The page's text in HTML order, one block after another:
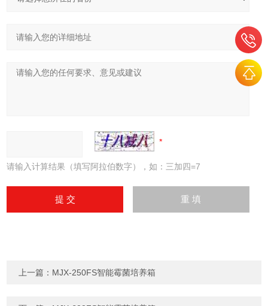
请输入计算结果（填写阿拉伯数字），如：三加四=7
上一篇： MJX-250FS智能霉菌培养箱